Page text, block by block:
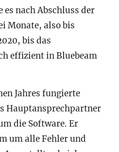
nach Abschluss der
Monate, also bis
bis das
effizient in Bluebeam
Jahres fungierte
Hauptansprechpartner
die Software. Er
um alle Fehler und